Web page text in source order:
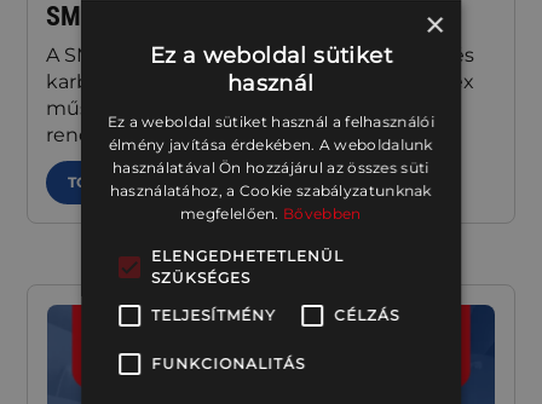
SMART-UP® Plant
A SMART-UP® Plant egy teljes üzemvitelt és
karbantartást támogató csomag. A komplex
műszaki adatbázis gyors felépítéséhez
rendszerüzemeltetői segítség kell.
TOVÁBB
×
Ez a weboldal sütiket
használ
Ez a weboldal sütiket használ a felhasználói
élmény javítása érdekében. A weboldalunk
használatával Ön hozzájárul az összes süti
használatához, a Cookie szabályzatunknak
megfelelően. Bővebben
ELENGEDHETETLENÜL
SZÜKSÉGES
TELJESÍTMÉNY CÉLZÁS
FUNKCIONALITÁS